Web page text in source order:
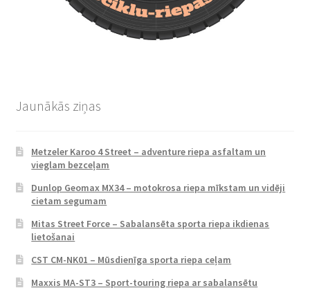
Jaunākās ziņas
Metzeler Karoo 4 Street – adventure riepa asfaltam un
vieglam bezceļam
Dunlop Geomax MX34 – motokrosa riepa mīkstam un vidēji
cietam segumam
Mitas Street Force – Sabalansēta sporta riepa ikdienas
lietošanai
CST CM-NK01 – Mūsdienīga sporta riepa ceļam
Maxxis MA-ST3 – Sport-touring riepa ar sabalansētu